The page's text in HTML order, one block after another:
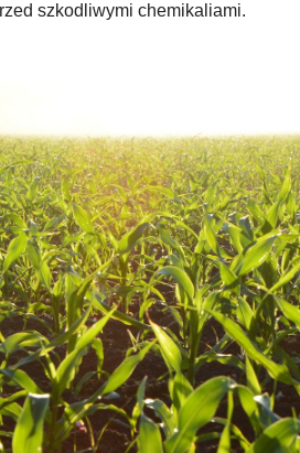
szkodliwymi chemikaliami.